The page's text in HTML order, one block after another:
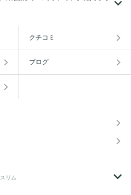
クチコミ
ブログ
リム